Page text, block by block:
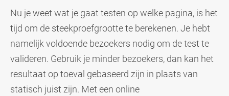
Nu je weet wat je gaat testen op welke pagina, is het
tijd om de steekproefgrootte te berekenen. Je hebt
namelijk voldoende bezoekers nodig om de test te
valideren. Gebruik je minder bezoekers, dan kan het
resultaat op toeval gebaseerd zijn in plaats van
statisch juist zijn. Met een online